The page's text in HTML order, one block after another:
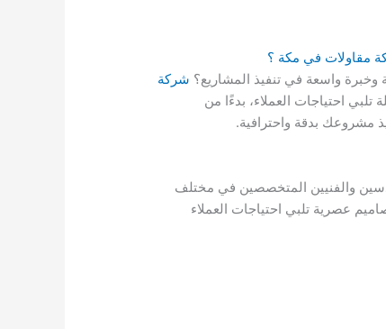
واسعة في تنفيذ المشاريع؟ شركة
تلبي احتياجات العملاء، بدءًا من
مشروعك بدقة واحترافية.
والفنيين المتخصصين في مختلف
عصرية تلبي احتياجات العملاء